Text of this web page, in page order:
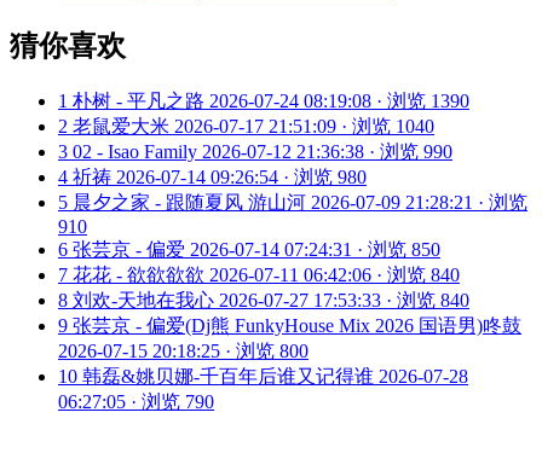
猜你喜欢
1 朴树 - 平凡之路 2026-07-24 08:19:08 · 浏览 1390
2 老鼠爱大米 2026-07-17 21:51:09 · 浏览 1040
3 02 - Isao Family 2026-07-12 21:36:38 · 浏览 990
4 祈祷 2026-07-14 09:26:54 · 浏览 980
5 晨夕之家 - 跟随夏风 游山河 2026-07-09 21:28:21 · 浏览
910
6 张芸京 - 偏爱 2026-07-14 07:24:31 · 浏览 850
7 花花 - 欲欲欲欲 2026-07-11 06:42:06 · 浏览 840
8 刘欢-天地在我心 2026-07-27 17:53:33 · 浏览 840
9 张芸京 - 偏爱(Dj熊 FunkyHouse Mix 2026 国语男)咚鼓
2026-07-15 20:18:25 · 浏览 800
10 韩磊&姚贝娜-千百年后谁又记得谁 2026-07-28
06:27:05 · 浏览 790